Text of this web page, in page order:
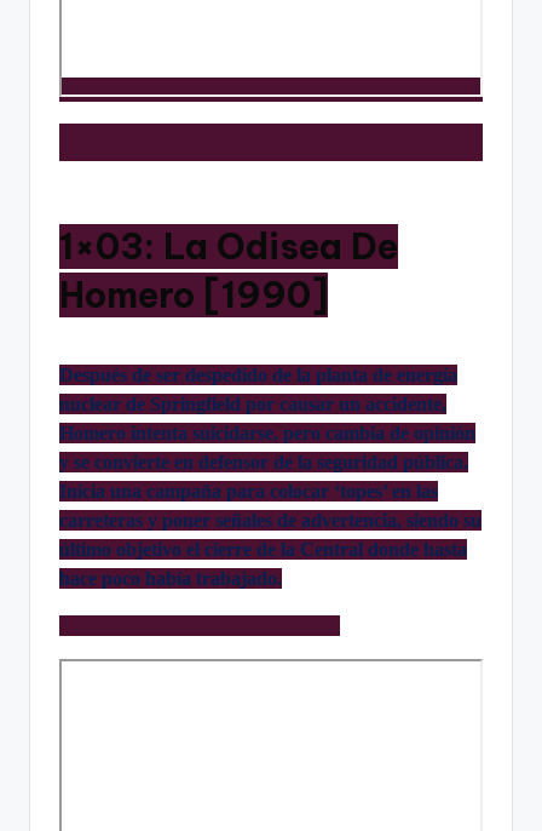
1×03: La Odisea De
Homero [1990]
Después de ser despedido de la planta de energía
nuclear de Springfield por causar un accidente,
Homero intenta suicidarse, pero cambia de opinión
y se convierte en defensor de la seguridad pública.
Inicia una campaña para colocar ‘topes’ en las
carreteras y poner señales de advertencia, siendo su
último objetivo el cierre de la Central donde hasta
hace poco había trabajado.